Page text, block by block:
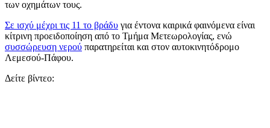
των οχημάτων τους.
Σε ισχύ μέχρι τις 11 το βράδυ για έντονα καιρικά φαινόμενα είναι
κίτρινη προειδοποίηση από το Τμήμα Μετεωρολογίας, ενώ
συσσώρευση νερού παρατηρείται και στον αυτοκινητόδρομο
Λεμεσού-Πάφου.
Δείτε βίντεο: